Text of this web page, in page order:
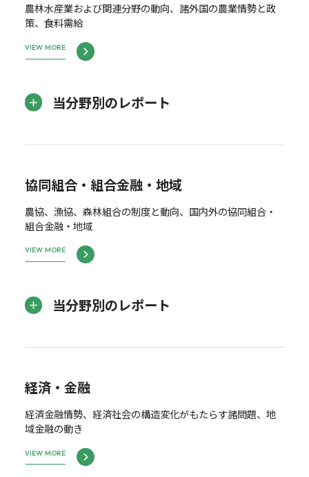
農林水産業および関連分野の動向、諸外国の農業情勢と政
策、食料需給
VIEW MORE
当分野別のレポート
協同組合・組合金融・地域
農協、漁協、森林組合の制度と動向、国内外の協同組合・
組合金融・地域
VIEW MORE
当分野別のレポート
経済・金融
経済金融情勢、経済社会の構造変化がもたらす諸問題、地
域金融の動き
VIEW MORE